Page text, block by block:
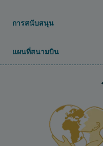
การสนับสนุน
แผนที่สนามบิน